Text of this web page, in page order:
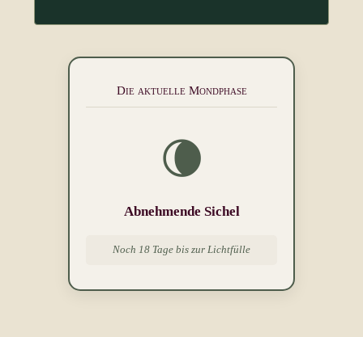
Die aktuelle Mondphase
🌘
Abnehmende Sichel
Noch 18 Tage bis zur Lichtfülle